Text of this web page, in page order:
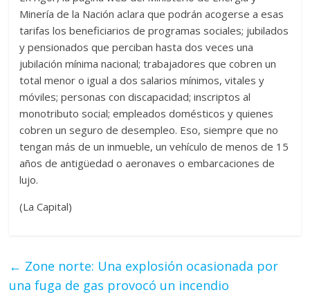
Minería de la Nación aclara que podrán acogerse a esas
tarifas los beneficiarios de programas sociales; jubilados
y pensionados que perciban hasta dos veces una
jubilación mínima nacional; trabajadores que cobren un
total menor o igual a dos salarios mínimos, vitales y
móviles; personas con discapacidad; inscriptos al
monotributo social; empleados domésticos y quienes
cobren un seguro de desempleo. Eso, siempre que no
tengan más de un inmueble, un vehículo de menos de 15
años de antigüedad o aeronaves o embarcaciones de
lujo.
(La Capital)
← Zone norte: Una explosión ocasionada por
una fuga de gas provocó un incendio